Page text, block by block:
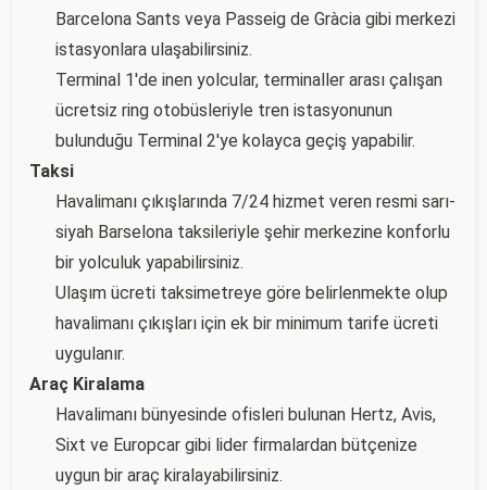
Barcelona Sants veya Passeig de Gràcia gibi merkezi
istasyonlara ulaşabilirsiniz.
Terminal 1'de inen yolcular, terminaller arası çalışan
ücretsiz ring otobüsleriyle tren istasyonunun
bulunduğu Terminal 2'ye kolayca geçiş yapabilir.
Taksi
Havalimanı çıkışlarında 7/24 hizmet veren resmi sarı-
siyah Barselona taksileriyle şehir merkezine konforlu
bir yolculuk yapabilirsiniz.
Ulaşım ücreti taksimetreye göre belirlenmekte olup
havalimanı çıkışları için ek bir minimum tarife ücreti
uygulanır.
Araç Kiralama
Havalimanı bünyesinde ofisleri bulunan Hertz, Avis,
Sixt ve Europcar gibi lider firmalardan bütçenize
uygun bir araç kiralayabilirsiniz.